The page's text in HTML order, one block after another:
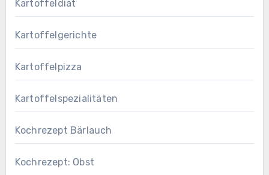
Kartoffeldiät
Kartoffelgerichte
Kartoffelpizza
Kartoffelspezialitäten
Kochrezept Bärlauch
Kochrezept: Obst